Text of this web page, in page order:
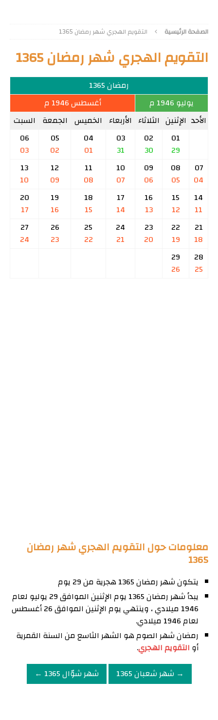
الصفحة الرئيسية التقويم الهجري شهر رمضان 1365
التقويم الهجري شهر رمضان 1365
رمضان 1365
يوليو 1946 م
أغسطس 1946 م
الأحد الإثنين الثلاثاء الأربعاء الخميس الجمعة السبت
01
29
02
30
03
31
04
01
05
02
06
03
07
04
08
05
09
06
10
07
11
08
12
09
13
10
14
11
15
12
16
13
17
14
18
15
19
16
20
17
21
18
22
19
23
20
24
21
25
22
26
23
27
24
28
25
29
26
معلومات حول التقويم الهجري شهر رمضان
1365
يتكون شهر رمضان 1365 هجرية من 29 يوم
يبدأ شهر رمضان 1365 يوم الإثنين الموافق 29 يوليو لعام
1946 ميلادي ، وينتهي يوم الإثنين الموافق 26 أغسطس
لعام 1946 ميلادي.
رمضان شهر الصوم هو الشهر الثاسع من السنة القمرية
أو التقويم الهجري.
→ شهر شعبان 1365
شهر شوّال 1365 ←